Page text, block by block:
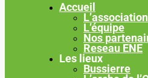
Accueil
L’équipe
Nos
Reseau ENE
Les lieux
Bussierre